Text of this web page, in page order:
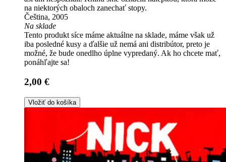
na niektorých obaloch zanechať stopy.
Čeština, 2005
Na sklade
Tento produkt síce máme aktuálne na sklade, máme však už
iba posledné kusy a ďalšie už nemá ani distribútor, preto je
možné, že bude onedlho úplne vypredaný. Ak ho chcete mať,
ponáhľajte sa!
2,00 €
Vložiť do košíka